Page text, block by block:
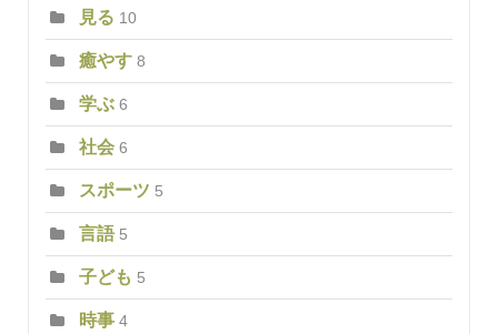
見る 10
癒やす 8
学ぶ 6
社会 6
スポーツ 5
言語 5
子ども 5
時事 4